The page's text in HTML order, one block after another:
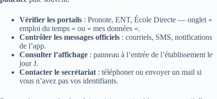
Vérifier les portails : Pronote, ENT, École Directe — onglet «
emploi du temps » ou « mes données ».
Contrôler les messages officiels : courriels, SMS, notifications
de l’app.
Consulter l’affichage : panneau à l’entrée de l’établissement le
jour J.
Contacter le secrétariat : téléphoner ou envoyer un mail si
vous n’avez pas vos identifiants.